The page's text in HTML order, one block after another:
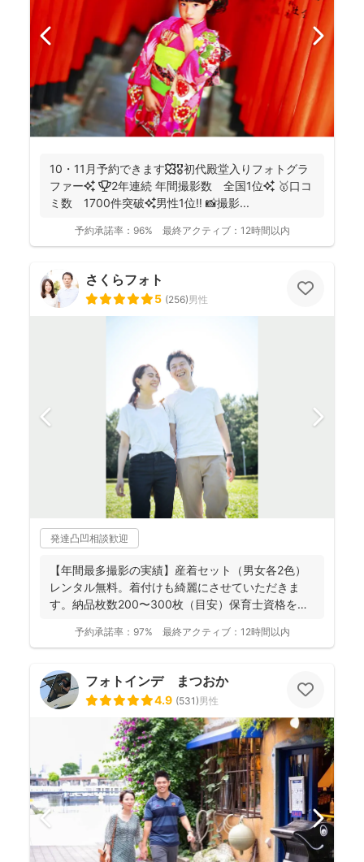
10・11月予約できます🍁🎖初代殿堂入りフォトグラ
ファー✨ 🏆2年連続 年間撮影数 全国1位✨ 🥇口コ
ミ数 1700件突破✨男性1位‼️ 📸撮影...
予約承諾率： 96% 最終アクティブ： 12時間以内
さくらフォト
5 (256)男性
発達凸凹相談歓迎
【年間最多撮影の実績】産着セット（男女各2色）
レンタル無料。着付けも綺麗にさせていただきま
す。納品枚数200〜300枚（目安）保育士資格を持
予約承諾率： 97% 最終アクティブ： 12時間以内
フォトインデ まつおか
4.9 (531)男性